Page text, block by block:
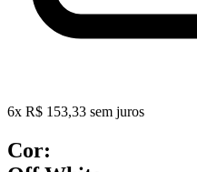
6x R$ 153,33 sem juros
Cor: